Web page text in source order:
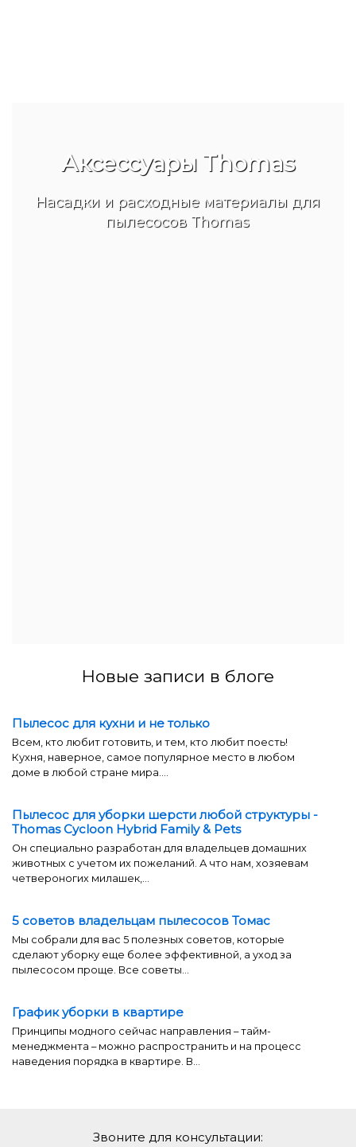
Аксессуары Thomas
Насадки и расходные материалы для
пылесосов Thomas
Новые записи в блоге
Пылесос для кухни и не только
Всем, кто любит готовить, и тем, кто любит поесть!
Кухня, наверное, самое популярное место в любом
доме в любой стране мира....
Пылесос для уборки шерсти любой структуры -
Thomas Cycloon Hybrid Family & Pets
Он специально разработан для владельцев домашних
животных с учетом их пожеланий. А что нам, хозяевам
четвероногих милашек,...
5 советов владельцам пылесосов Томас
Мы собрали для вас 5 полезных советов, которые
сделают уборку еще более эффективной, а уход за
пылесосом проще. Все советы...
График уборки в квартире
Принципы модного сейчас направления – тайм-
менеджмента – можно распространить и на процесс
наведения порядка в квартире. В...
Звоните для консультации: